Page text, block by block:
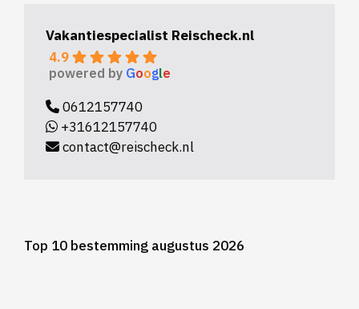
Vakantiespecialist Reischeck.nl
4.9
powered by Google
0612157740
+31612157740
contact@reischeck.nl
Top 10 bestemming augustus 2026